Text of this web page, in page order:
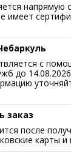
напрямую
имеет
с
до
заказ
после
карты и